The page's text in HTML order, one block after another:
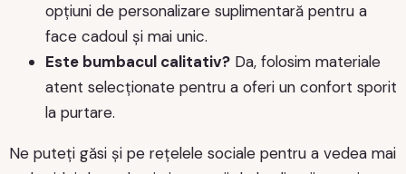
opțiuni de personalizare suplimentară pentru a
face cadoul și mai unic.
Este bumbacul calitativ? Da, folosim materiale
atent selecționate pentru a oferi un confort sporit
la purtare.
Ne puteți găsi și pe rețelele sociale pentru a vedea mai